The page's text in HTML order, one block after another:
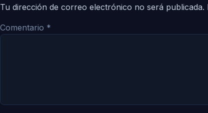
Tu dirección de correo electrónico no será publicada.
Comentario *